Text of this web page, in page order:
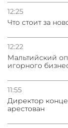
12:25
Что стоит за
12:22
Мальтийский
игорного
11:55
Директор
арестован